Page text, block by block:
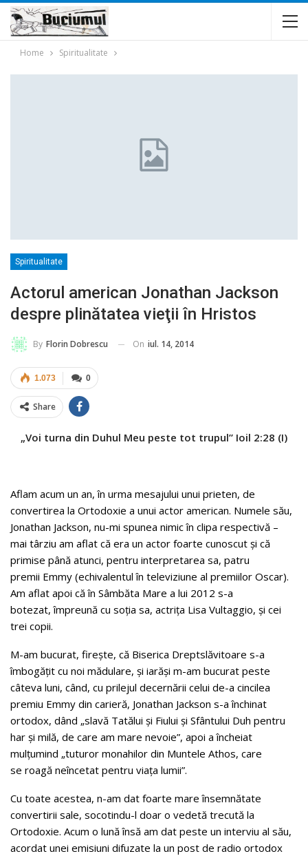
Home Spiritualitate
Spiritualitate
Actorul american Jonathan Jackson
despre plinătatea vieţii în Hristos
By Florin Dobrescu On iul. 14, 2014
0
1.073
Share
„Voi turna din Duhul Meu peste tot trupul” Ioil 2:28 (I)
Aflam acum un an, în urma mesajului unui prieten, de
convertirea la Ortodoxie a unui actor american. Numele său,
Jonathan Jackson, nu-mi spunea nimic în clipa respectivă –
mai târziu am aflat că era un actor foarte cunoscut şi că
primise până atunci, pentru interpretarea sa, patru
premii Emmy (echivalentul în televiziune al premiilor Oscar).
Am aflat apoi că în Sâmbăta Mare a lui 2012 s-a
botezat, împreună cu soţia sa, actriţa Lisa Vultaggio, şi cei
trei copii.
M-am bucurat, fireşte, că Biserica Dreptslăvitoare s-a
îmbogăţit cu noi mădulare, şi iarăşi m-am bucurat peste
câteva luni, când, cu prilejul decernării celui de-a cincilea
premiu Emmy din carieră, Jonathan Jackson s-a închinat
ortodox, dând „slavă Tatălui şi Fiului şi Sfântului Duh pentru
har şi milă, de care am mare nevoie”, apoi a încheiat
mulţumind „tuturor monahilor din Muntele Athos, care
se roagă neîncetat pentru viaţa lumii”.
Cu toate acestea, n-am dat foarte mare însemnătate
convertirii sale, socotindu-l doar o vedetă trecută la
Ortodoxie. Acum o lună însă am dat peste un interviu al său,
acordat unei emisiuni difuzate la un post de radio ortodox